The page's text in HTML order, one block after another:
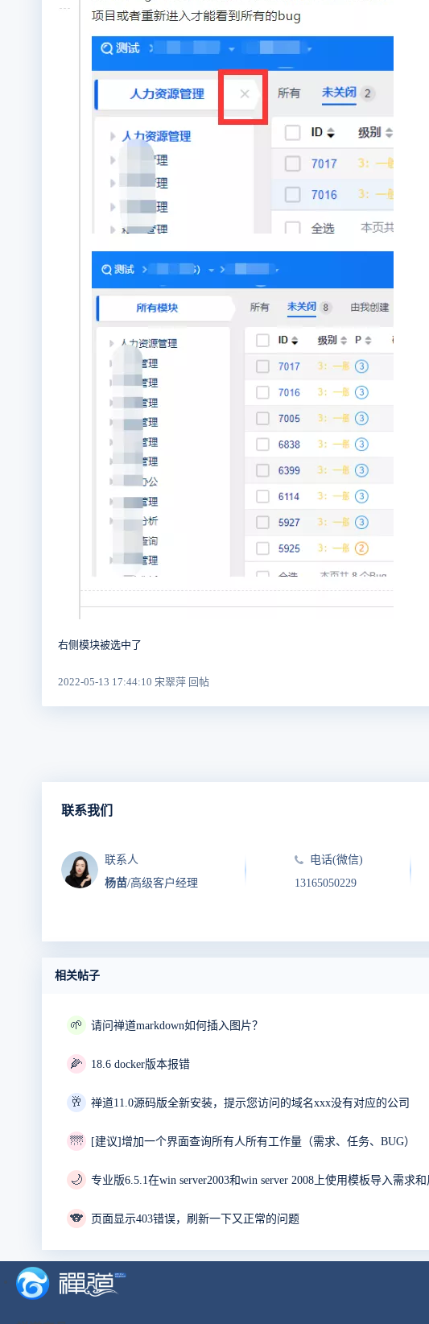
右侧模块被选中了
2022-05-13 17:44:10 宋翠萍 回帖
联系我们
联系人
杨苗/高级客户经理
电话(微信)
13165050229
相关帖子
🌱 请问禅道markdown如何插入图片？
🌽 18.6 docker版本报错
🥂 禅道11.0源码版全新安装，提示您访问的域名xxx没有对应的公司
🌁 [建议]增加一个界面查询所有人所有工作量（需求、任务、BUG）
🌙 专业版6.5.1在win server2003和win server 2008上使用模板导入需求
🐨 页面显示403错误，刷新一下又正常的问题